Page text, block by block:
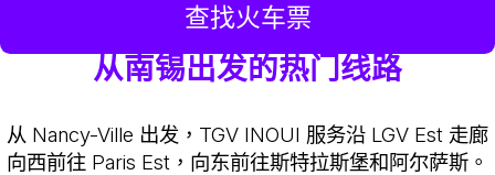
查找火车票
从南锡出发的热门线路
从 Nancy-Ville 出发，TGV INOUI 服务沿 LGV Est 走廊
向西前往 Paris Est，向东前往斯特拉斯堡和阿尔萨斯。